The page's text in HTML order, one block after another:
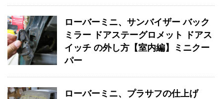
ローバーミニ、サンバイザー バック
ミラー ドアステーグロメット ドアス
イッチ の外し方【室内編】ミニクー
パー
ローバーミニ、プラサフの仕上げ